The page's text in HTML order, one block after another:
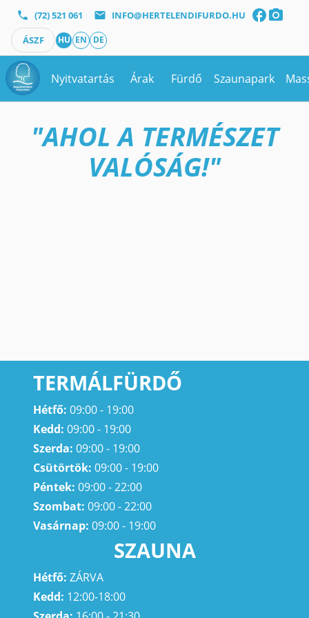
phone (72) 521 061 mail INFO@HERTELENDIFURDO.HU facebookphoto_camera
ÁSZF HU EN DE
Nyitvatartás Árak Fürdő Szaunapark
"AHOL A TERMÉSZET
VALÓSÁG!"
TERMÁLFÜRDŐ
Hétfő: 09:00 - 19:00
Kedd: 09:00 - 19:00
Szerda: 09:00 - 19:00
Csütörtök: 09:00 - 19:00
Péntek: 09:00 - 22:00
Szombat: 09:00 - 22:00
Vasárnap: 09:00 - 19:00
SZAUNA
Hétfő: ZÁRVA
Kedd: 12:00-18:00